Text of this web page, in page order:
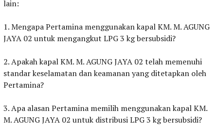
lain:
‎1. Mengapa Pertamina menggunakan kapal KM. M. AGUNG
JAYA 02 untuk mengangkut LPG 3 kg bersubsidi?
‎2. Apakah kapal KM. M. AGUNG JAYA 02 telah memenuhi
standar keselamatan dan keamanan yang ditetapkan oleh
Pertamina?
‎3. Apa alasan Pertamina memilih menggunakan kapal KM.
M. AGUNG JAYA 02 untuk distribusi LPG 3 kg bersubsidi?